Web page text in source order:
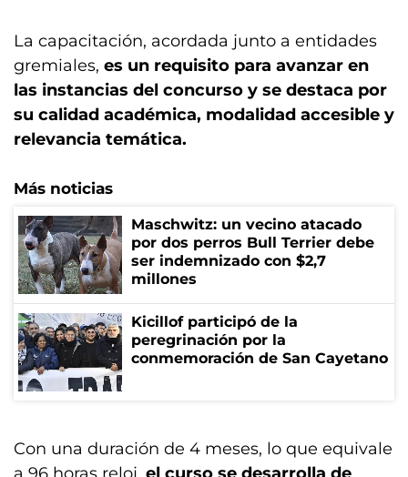
La capacitación, acordada junto a entidades
gremiales, es un requisito para avanzar en
las instancias del concurso y se destaca por
su calidad académica, modalidad accesible y
relevancia temática.
Más noticias
Maschwitz: un vecino atacado
por dos perros Bull Terrier debe
ser indemnizado con $2,7
millones
Kicillof participó de la
peregrinación por la
conmemoración de San Cayetano
Con una duración de 4 meses, lo que equivale